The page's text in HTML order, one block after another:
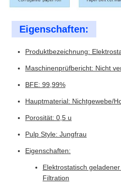
Eigenschaften:
Produktbezeichnung:
Maschinenprüfbericht: Nicht
BFE: 99,99%
Hauptmaterial: Nichtgewebe/
Porosität: 0,5 u
Pulp Style: Jungfrau
Eigenschaften:
Elektrostatisch
Filtration